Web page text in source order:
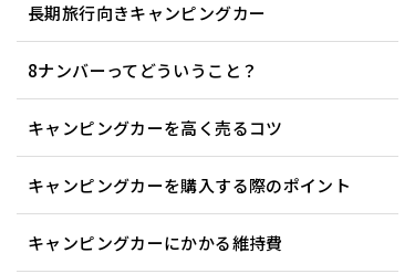
長期旅行向きキャンピングカー
8ナンバーってどういうこと？
キャンピングカーを高く売るコツ
キャンピングカーを購入する際のポイント
キャンピングカーにかかる維持費